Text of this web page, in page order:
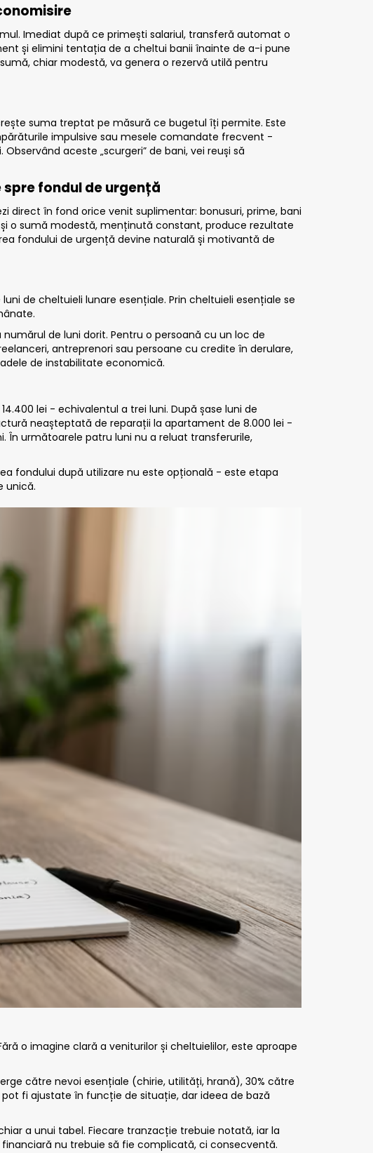
Imediat după ce primești salariul, transferă automat o
și elimini tentația de a cheltui banii înainte de a-i pune
chiar modestă, va genera o rezervă utilă pentru
suma treptat pe măsură ce bugetul îți permite. Este
impulsive sau mesele comandate frecvent -
aceste „scurgeri” de bani, vei reuși să
fondul de urgență
direct în fond orice venit suplimentar: bonusuri, prime, bani
o sumă modestă, menținută constant, produce rezultate
fondului de urgență devine naturală și motivantă de
de cheltuieli lunare esențiale. Prin cheltuieli esențiale se
de luni dorit. Pentru o persoană cu un loc de
antreprenori sau persoane cu credite în derulare,
de instabilitate economică.
lei - echivalentul a trei luni. După șase luni de
neașteptată de reparații la apartament de 8.000 lei -
În următoarele patru luni nu a reluat transferurile,
fondului după utilizare nu este opțională - este etapa
unică.
o imagine clară a veniturilor și cheltuielilor, este aproape
către nevoi esențiale (chirie, utilități, hrană), 30% către
fi ajustate în funcție de situație, dar ideea de bază
a unui tabel. Fiecare tranzacție trebuie notată, iar la
nu trebuie să fie complicată, ci consecventă.